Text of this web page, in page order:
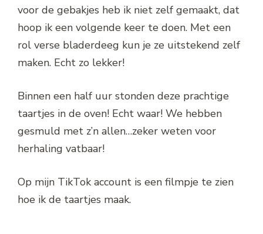
voor de gebakjes heb ik niet zelf gemaakt, dat
hoop ik een volgende keer te doen. Met een
rol verse bladerdeeg kun je ze uitstekend zelf
maken. Echt zo lekker!
Binnen een half uur stonden deze prachtige
taartjes in de oven! Echt waar! We hebben
gesmuld met z’n allen…zeker weten voor
herhaling vatbaar!
Op mijn TikTok account is een filmpje te zien
hoe ik de taartjes maak.